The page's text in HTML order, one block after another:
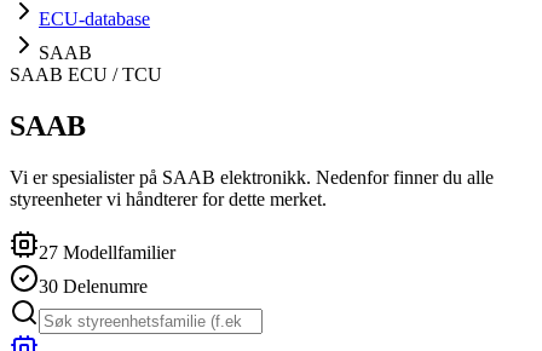
ECU-database
SAAB
SAAB ECU / TCU
SAAB
Vi er spesialister på SAAB elektronikk. Nedenfor finner du alle
styreenheter vi håndterer for dette merket.
27 Modellfamilier
30 Delenumre